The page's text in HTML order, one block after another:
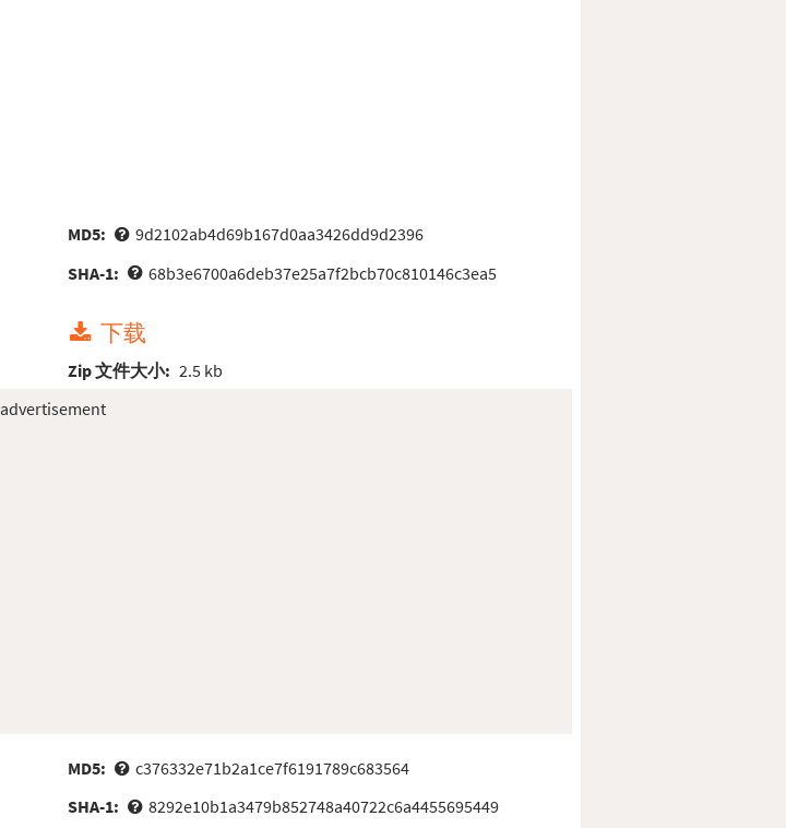
MD5:
9d2102ab4d69b167d0aa3426dd9d2396
SHA-1:
68b3e6700a6deb37e25a7f2bcb70c810146c3ea5
下载
Zip 文件大小: 2.5 kb
advertisement
MD5:
c376332e71b2a1ce7f6191789c683564
SHA-1:
8292e10b1a3479b852748a40722c6a4455695449